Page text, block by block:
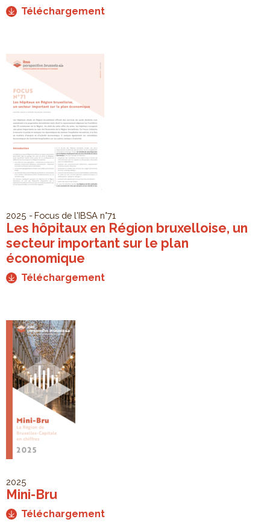
Téléchargement
2025 Focus de l'IBSA n°71
Les hôpitaux en Région bruxelloise, un
secteur important sur le plan
économique
Téléchargement
2025
Mini-Bru
Téléchargement